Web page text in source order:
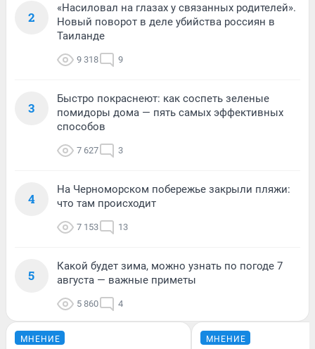
2
«Насиловал на глазах у связанных родителей».
Новый поворот в деле убийства россиян в
Таиланде
9 318 9
3
Быстро покраснеют: как соспеть зеленые
помидоры дома — пять самых эффективных
способов
7 627 3
4
На Черноморском побережье закрыли пляжи:
что там происходит
7 153 13
5
Какой будет зима, можно узнать по погоде 7
августа — важные приметы
5 860 4
МНЕНИЕ МНЕНИЕ